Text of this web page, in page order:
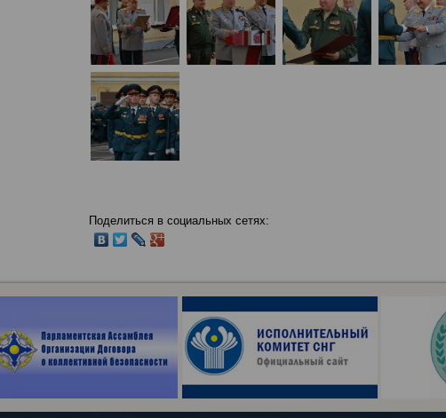
Поделиться в социальных сетях: